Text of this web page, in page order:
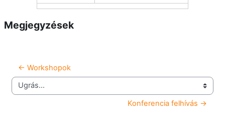
Megjegyzések
← Workshopok
Ugrás...
Konferencia felhívás →